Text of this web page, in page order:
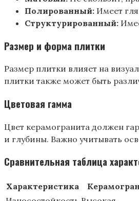
Полированный: Имеет
Структурированный:
Размер и форма плитки
Размер плитки влияет на
плитки также может быть
Цветовая гамма
Цвет керамогранита должен
и глубины. Важно учитывать
Сравнительная таблица
Характеристика